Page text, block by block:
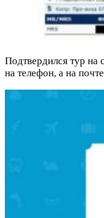
Подтвердился тур
на телефон, а на